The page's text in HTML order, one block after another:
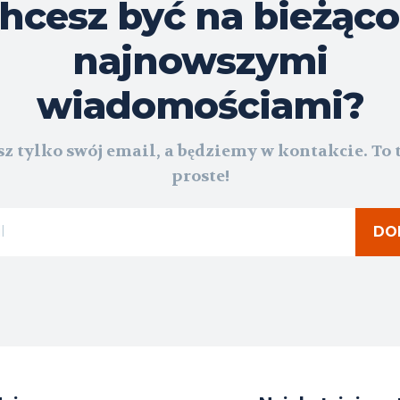
być na
najnowszymi
wiadomościami?
tylko swój email, a będziemy w kontakcie. To
proste!